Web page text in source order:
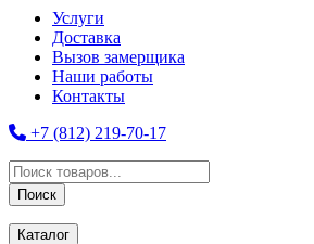
Услуги
Доставка
Вызов замерщика
Наши работы
Контакты
+7 (812) 219-70-17
Поиск
товаров
Поиск
Каталог